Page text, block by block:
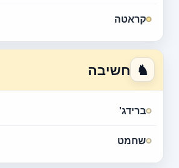
קראטה
♞ חשיבה
ברידג'
שחמט